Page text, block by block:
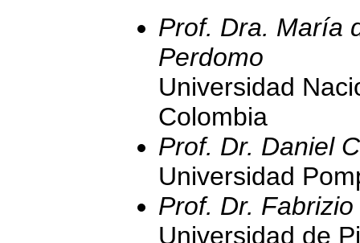
Prof. Dra. María
Perdomo
Universidad
Colombia
Prof. Dr. Daniel
Universidad
Prof. Dr.
Universidad de